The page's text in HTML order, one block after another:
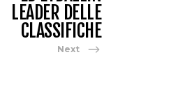
LEADER DELLE
CLASSIFICHE
Next